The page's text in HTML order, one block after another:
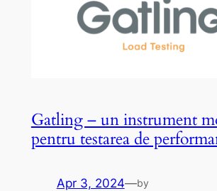
Gatling – un instrument
pentru testarea de
Apr 3, 2024—by